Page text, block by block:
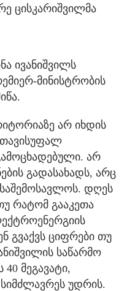
ცისკარიშვილმა
ივანიშვილს
მინისტრობის
არ იხდის
თავისუფალ
არ
გადასახადს, არც
დღეს
რატომ გააკეთა
გვაქვს ციფრები თუ
საწარმო
მეგავატი,
უდრის.